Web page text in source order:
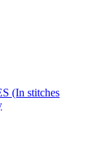
(In stitches